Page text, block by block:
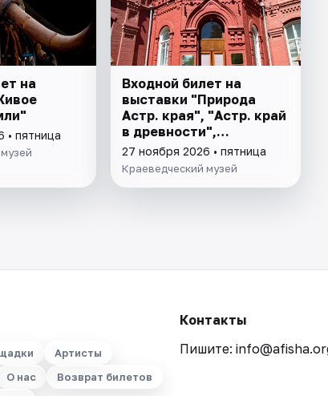
на
• пятница
Входной билет на
выставки "Природа
Астр. края", "Астр. край
в древности",
"Заселение Астр. края"
27 ноября 2026 • пятница
Краеведческий музей
Артисты
О нас
Возврат билетов
Контакты
Пишите: